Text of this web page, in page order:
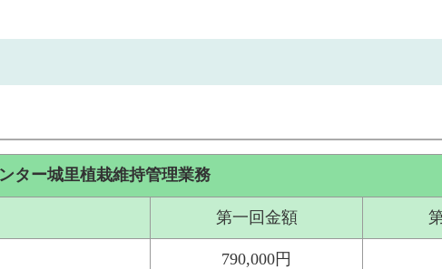
ター城里植栽維持管理業務
第一回金額
790,000円